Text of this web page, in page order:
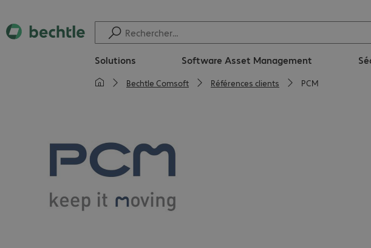
Solutions Software Asset Management
Bechtle Comsoft Références clients PCM